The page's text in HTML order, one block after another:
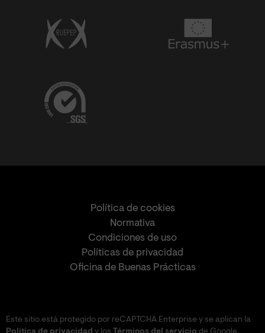
Política de cookies
Normativa
Condiciones de uso
Políticas de privacidad
Oficina de Buenas Prácticas
Este sitio está protegido por reCAPTCHA Enterprise y se aplican la